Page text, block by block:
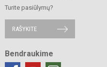
Turite pasiūlymų?
RAŠYKITE
Bendraukime